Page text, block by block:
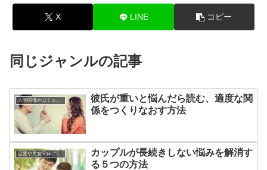
X LINE コピー
同じジャンルの記事
彼氏が重いと悩んだら読む、適度な関
係をつくりなおす方法
恋愛や男女関係についてのあれこれ
カップルが長続きしない悩みを解消す
る５つの方法